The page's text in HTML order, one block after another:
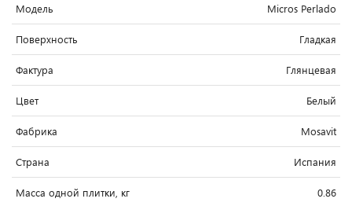
Модель Micros Perlado
Поверхность Гладкая
Фактура Глянцевая
Цвет Белый
Фабрика Mosavit
Страна Испания
Масса одной плитки, кг 0.86